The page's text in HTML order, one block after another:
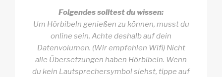
Folgendes solltest du wissen:
Um Hörbibeln genießen zu können, musst du
online sein. Achte deshalb auf dein
Datenvolumen. (Wir empfehlen Wifi) Nicht
alle Übersetzungen haben Hörbibeln. Wenn
du kein Lautsprechersymbol siehst, tippe auf